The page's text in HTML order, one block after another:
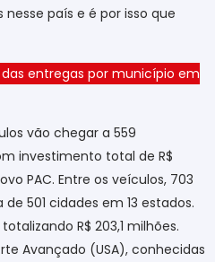
país e é por isso que
entregas por município em
vão chegar a 559
investimento total de R$
PAC. Entre os veículos, 703
501 cidades em 13 estados.
R$ 203,1 milhões.
Avançado (USA), conhecidas